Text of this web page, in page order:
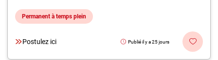
Permanent à temps plein
Postulez ici Publié il y a 25 jours